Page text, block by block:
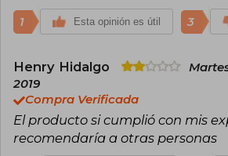
1 Esta opinión es útil 3
Henry Hidalgo
2019
Compra Verificada
El producto si cumplió con mis
recomendaría a otras personas